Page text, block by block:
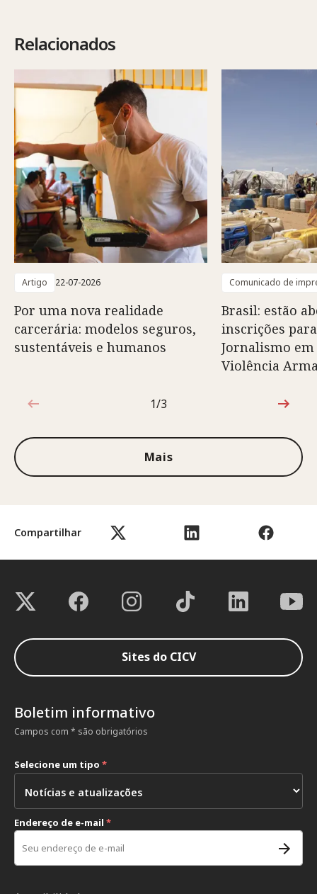
Compartilhar
Relacionados
Artigo 22-07-2026
Por uma nova realidade
carcerária: modelos seguros,
sustentáveis e humanos
Comunicado de
Brasil: estão
inscrições
Jornalismo
Violência
1 de 3
1/3
Mais
Sites do CICV
Boletim informativo
Campos com * são obrigatórios
Selecione um tipo *
Endereço de e-mail *